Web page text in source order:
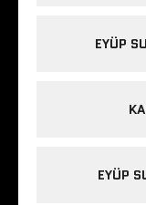
EYÜP
EYÜP